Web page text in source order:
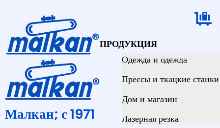
Малкан; с 1971
ПРОДУКЦИЯ
Одежда и одежда
Прессы и ткацкие
Дом и магазин
Лазерная резка